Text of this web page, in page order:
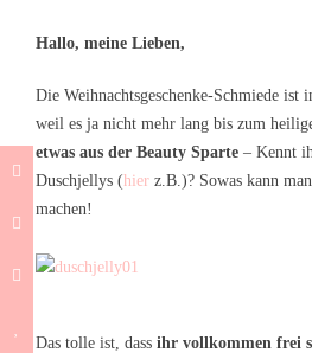
Hallo, meine Lieben,
Die Weihnachtsgeschenke-Schmiede
weil es ja nicht mehr lang bis zum
etwas aus der Beauty Sparte – Kennt
Duschjellys (hier z.B.)? Sowas kann
machen!
Das tolle ist, dass ihr vollkommen frei